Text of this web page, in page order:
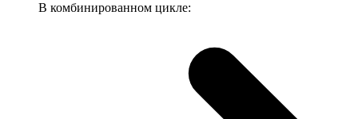
В комбинированном цикле: